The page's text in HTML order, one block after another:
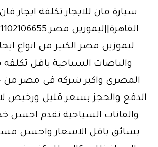
ليموزين مصر الكتير من انواع
والباصات السياحية باقل
المصري واكبر شركه في مصر
الدفع والحجز بسعر قليل ورخيص
والفانات السياحية نقدم احسن
بسائق باقل الاسعار واحسن